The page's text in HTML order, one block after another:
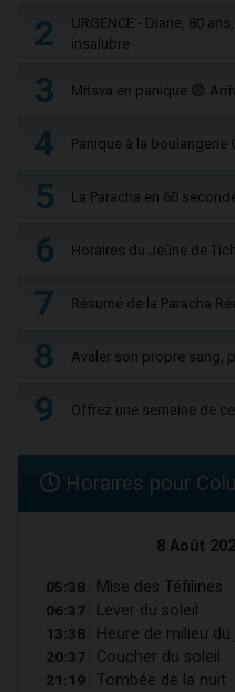
2
URGENCE - Diane, 80
insalubre
3 Mitsva en panique 😨
4 Panique à la boulangerie
5 La Paracha en 60
6 Horaires du Jeûne de
7 Résumé de la Paracha
8 Avaler son propre sang,
9 Offrez une semaine de
Horaires pour
8 Août
05:38 Mise des Téfilines
06:37 Lever du soleil
13:38 Heure de milieu du
20:37 Coucher du soleil
21:19 Tombée de la nuit